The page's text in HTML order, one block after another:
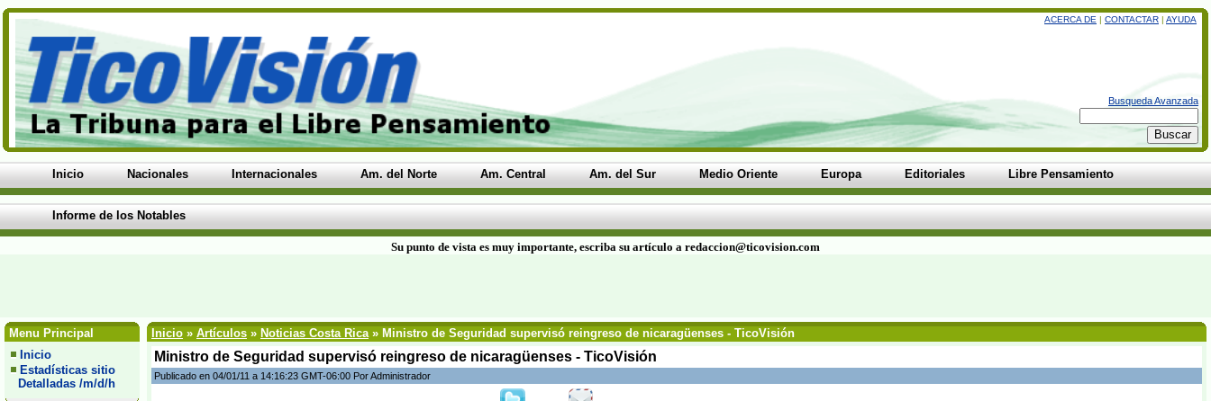
ACERCA DE | CONTACTAR | AYUDA
Busqueda Avanzada
Inicio Nacionales Internacionales Am. del Norte Am. Central Am. del Sur Medio Oriente Europa Editoriales Libre Pensamiento
Informe de los Notables
Su punto de vista es muy importante, escriba su artículo a redaccion@ticovision.com
Menu Principal
Inicio
Estadísticas sitio
Detalladas /m/d/h
Inicio » Artículos » Noticias Costa Rica» Ministro de Seguridad supervisó reingreso de nicaragüenses - TicoVisión
Ministro de Seguridad supervisó reingreso de nicaragüenses - TicoVisión
Publicado en 04/01/11 a 14:16:23 GMT-06:00 Por Administrador